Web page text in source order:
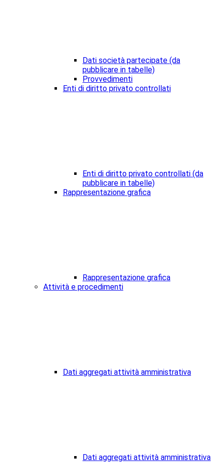
Dati società partecipate (da
pubblicare in tabelle)
Provvedimenti
Enti di diritto privato controllati
Enti di diritto privato controllati (da
pubblicare in tabelle)
Rappresentazione grafica
Rappresentazione grafica
Attività e procedimenti
Dati aggregati attività amministrativa
Dati aggregati attività amministrativa